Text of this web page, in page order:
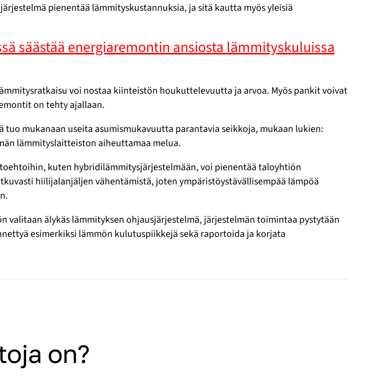
pienentää lämmityskustannuksia, ja sitä kautta myös yleisiä
säästää energiaremontin ansiosta lämmityskuluissa
voi nostaa kiinteistön houkuttelevuutta ja arvoa. Myös pankit voivat
on tehty ajallaan.
tuo mukanaan useita asumismukavuutta parantavia seikkoja, mukaan lukien:
lämmityslaitteiston aiheuttamaa melua.
kuten hybridilämmitysjärjestelmään, voi pienentää taloyhtiön
hiilijalanjäljen vähentämistä, joten ympäristöystävällisempää lämpöä
valitaan älykäs lämmityksen ohjausjärjestelmä, järjestelmän toimintaa pystytään
esimerkiksi lämmön kulutuspiikkejä sekä raportoida ja korjata
on?